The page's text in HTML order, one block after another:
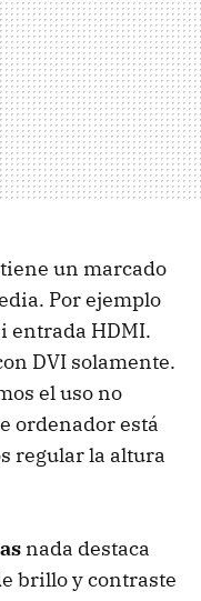
tiene un marcado
Por ejemplo
entrada HDMI.
DVI solamente.
el uso no
ordenador está
regular la altura
nada destaca
brillo y contraste